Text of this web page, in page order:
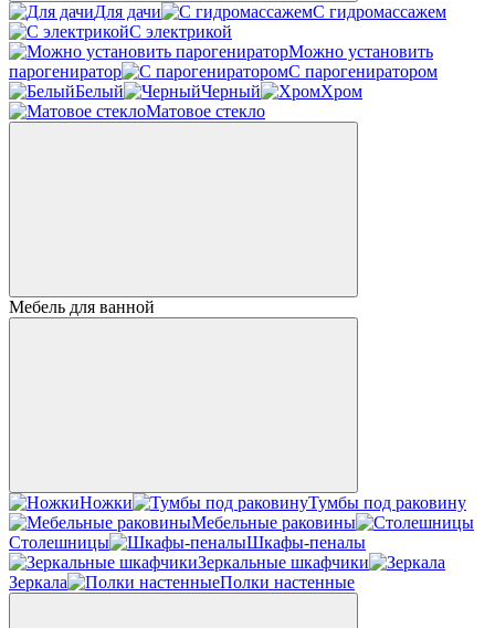
Для дачи
С гидромассажем
С электрикой
Можно установить
парогениратор
С парогениратором
Белый
Черный
Хром
Матовое стекло
Мебель для ванной
Ножки
Тумбы под раковину
Мебельные раковины
Столешницы
Шкафы-пеналы
Зеркальные шкафчики
Зеркала
Полки настенные